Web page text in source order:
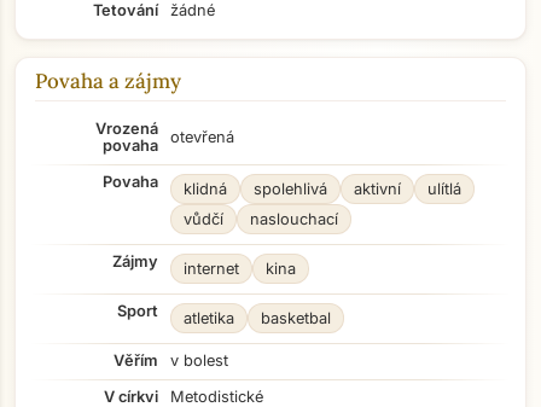
Tetování
žádné
Povaha a zájmy
Vrozená
povaha
otevřená
Povaha klidná spolehlivá aktivní
ulítlá
vůdčí
naslouchací
Zájmy internet kina
Sport atletika basketbal
Věřím
v bolest
V církvi
Metodistické